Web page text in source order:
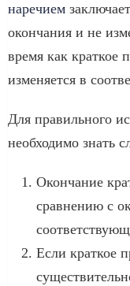
наречием
окончания и не
время как краткое
изменяется в
Для правильного
необходимо знать
Окончание
сравнению с
Если краткое